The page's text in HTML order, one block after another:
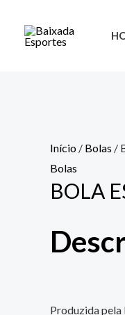
Início / Bolas /
Bolas
BOLA
Produzida pela